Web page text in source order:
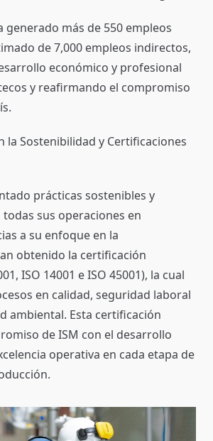
generado más de 550 empleos
de 7,000 empleos indirectos,
económico y profesional
y reafirmando el compromiso
la Sostenibilidad y Certificaciones
prácticas sostenibles y
sus operaciones en
a su enfoque en la
obtenido la certificación
ISO 14001 e ISO 45001), la cual
en calidad, seguridad laboral
ambiental. Esta certificación
de ISM con el desarrollo
operativa en cada etapa de